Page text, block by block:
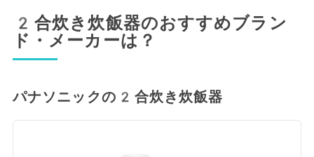
2合炊き炊飯器のおすすめブラン
ド・メーカーは？
パナソニックの2合炊き炊飯器